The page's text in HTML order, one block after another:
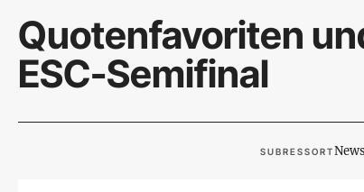
Quotenfavoriten
ESC-Semifinal
SUBRESSORTNews